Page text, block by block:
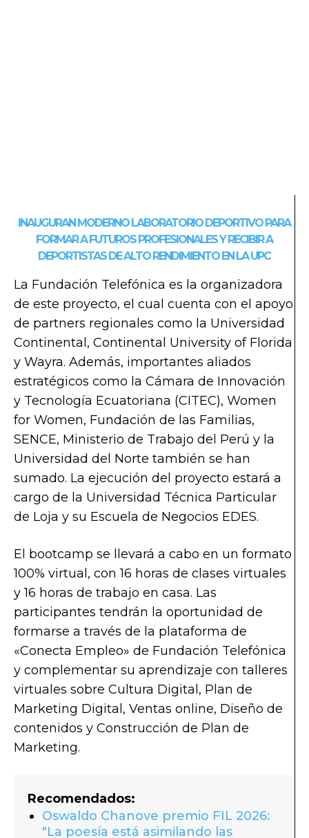
INAUGURAN MODERNO LABORATORIO DEPORTIVO PARA
FORMAR A FUTUROS PROFESIONALES Y RECIBIR A
DEPORTISTAS DE ALTO RENDIMIENTO EN LA UPC
La Fundación Telefónica es la organizadora
de este proyecto, el cual cuenta con el apoyo
de partners regionales como la Universidad
Continental, Continental University of Florida
y Wayra. Además, importantes aliados
estratégicos como la Cámara de Innovación
y Tecnología Ecuatoriana (CITEC), Women
for Women, Fundación de las Familias,
SENCE, Ministerio de Trabajo del Perú y la
Universidad del Norte también se han
sumado. La ejecución del proyecto estará a
cargo de la Universidad Técnica Particular
de Loja y su Escuela de Negocios EDES.
El bootcamp se llevará a cabo en un formato
100% virtual, con 16 horas de clases virtuales
y 16 horas de trabajo en casa. Las
participantes tendrán la oportunidad de
formarse a través de la plataforma de
«Conecta Empleo» de Fundación Telefónica
y complementar su aprendizaje con talleres
virtuales sobre Cultura Digital, Plan de
Marketing Digital, Ventas online, Diseño de
contenidos y Construcción de Plan de
Marketing.
Recomendados:
Oswaldo Chanove premio FIL 2026:
"La poesía está asimilando las